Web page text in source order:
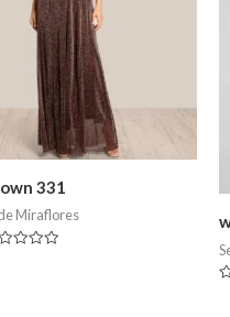
331
Miraflores